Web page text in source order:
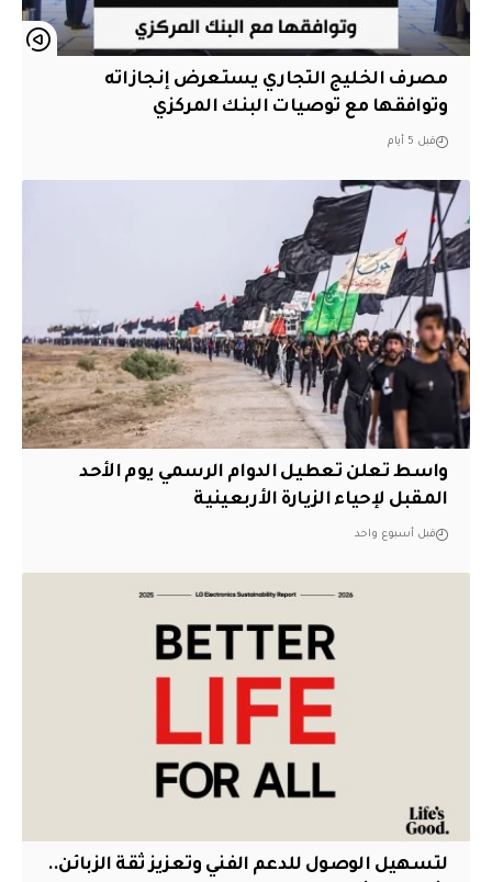
مصرف الخليج التجاري يستعرض إنجازاته
وتوافقها مع توصيات البنك المركزي
قبل 5 أيام
واسط تعلن تعطيل الدوام الرسمي يوم الأحد
المقبل لإحياء الزيارة الأربعينية
قبل أسبوع واحد
لتسهيل الوصول للدعم الفني وتعزيز ثقة الزبائن..